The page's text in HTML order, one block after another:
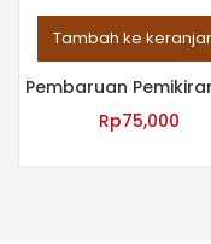
Tambah ke
Rp75,000